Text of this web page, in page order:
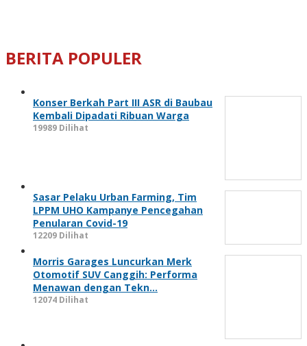
BERITA POPULER
Konser Berkah Part III ASR di Baubau
Kembali Dipadati Ribuan Warga
19989 Dilihat
Sasar Pelaku Urban Farming, Tim
LPPM UHO Kampanye Pencegahan
Penularan Covid-19
12209 Dilihat
Morris Garages Luncurkan Merk
Otomotif SUV Canggih: Performa
Menawan dengan Tekn…
12074 Dilihat